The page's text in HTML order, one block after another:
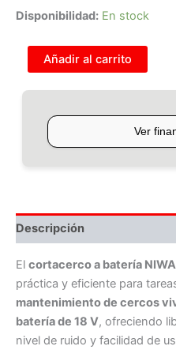
Disponibilidad: En stock
Añadir al carrito
Descripción
El cortacerco a batería
práctica y eficiente para
mantenimiento de cercos
batería de 18 V, ofreciendo
nivel de ruido y facilidad de